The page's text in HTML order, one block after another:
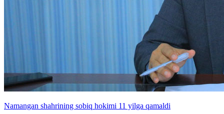
Namangan shahrining sobiq hokimi 11 yilga qamaldi